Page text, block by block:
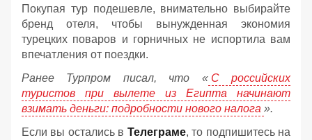
Покупая тур подешевле, внимательно выбирайте
бренд отеля, чтобы вынужденная экономия
турецких поваров и горничных не испортила вам
впечатления от поездки.
Ранее Турпром писал, что « С российских
туристов при вылете из Египта начинают
взимать деньги: подробности нового налога ».
Если вы остались в Телеграме, то подпишитесь на